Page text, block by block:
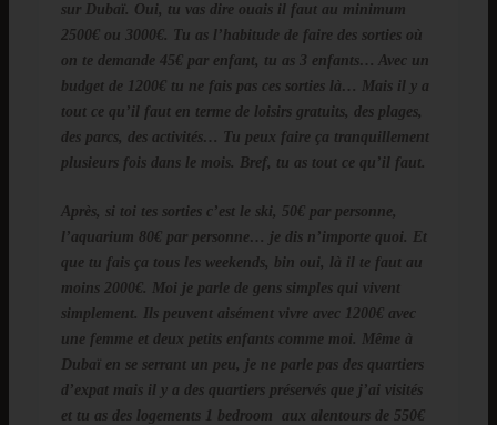
sur Dubaï. Oui, tu vas dire ouais il faut au minimum
2500€ ou 3000€. Tu as l’habitude de faire des sorties où
on te demande 45€ par enfant, tu as 3 enfants… Avec un
budget de 1200€ tu ne fais pas ces sorties là… Mais il y a
tout ce qu’il faut en terme de loisirs gratuits, des plages,
des parcs, des activités… Tu peux faire ça tranquillement
plusieurs fois dans le mois. Bref, tu as tout ce qu’il faut.
Après, si toi tes sorties c’est le ski, 50€ par personne,
l’aquarium 80€ par personne… je dis n’importe quoi. Et
que tu fais ça tous les weekends, bin oui, là il te faut au
moins 2000€. Moi je parle de gens simples qui vivent
simplement. Ils peuvent aisément vivre avec 1200€ avec
une femme et deux petits enfants comme moi. Même à
Dubaï en se serrant un peu, je ne parle pas des quartiers
d’expat mais il y a des quartiers préservés que j’ai visités
et tu as des logements 1 bedroom aux alentours de 550€